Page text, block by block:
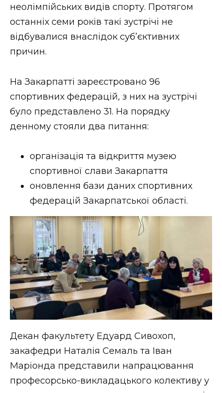
ЗАКАРПАТСЬКІ НОВИНИ
ФОТО
неолімпійських видів спорту. Протягом
останніх семи років такі зустрічі не
відбувалися внаслідок субʼєктивних
причин.
На Закарпатті зареєстровано 96
спортивних федерацій, з них на зустрічі
було представлено 31. На порядку
денному стояли два питання:
організація та відкриття музею
спортивної слави Закарпаття
оновлення бази даних спортивних
федерацій Закарпатської області.
Декан факультету Едуард Сивохоп,
закафедри Наталія Семаль та Іван
Маріонда представили напрацювання
професорсько-викладацького колективу у